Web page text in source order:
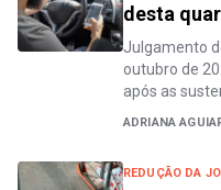
desta
Julgamento
outubro de
após as
ADRIANA
REDUÇÃO DA